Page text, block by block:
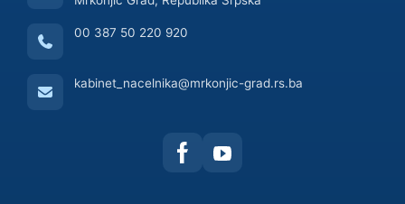
00 387 50 220 920
kabinet_nacelnika@mrkonjic-grad.rs.ba